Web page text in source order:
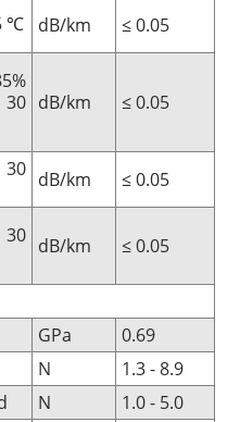
℃ dB/km
≤ 0.05
dB/km ≤ 0.05
dB/km
≤ 0.05
dB/km ≤ 0.05
GPa
0.69
N
1.3 - 8.9
N
1.0 - 5.0